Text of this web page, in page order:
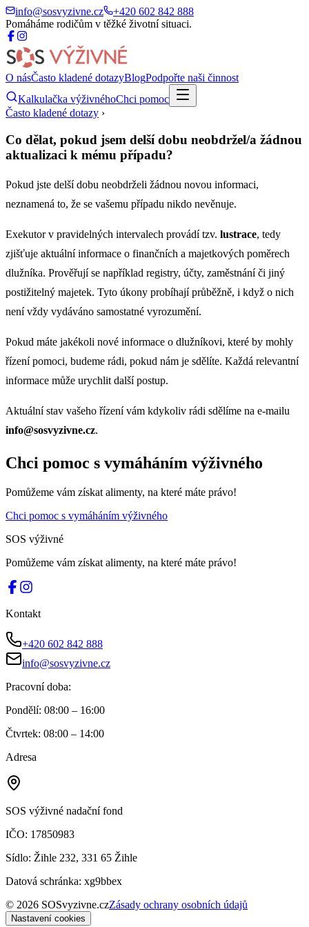
info@sosvyzivne.cz
+420 602 842 888
Pomáháme rodičům v těžké životní situaci.
O násČasto kladené dotazyBlogPodpořte naši činnost
Kalkulačka výživnéhoChci pomoc
Často kladené dotazy ›
Co dělat, pokud jsem delší dobu neobdržel/a žádnou
aktualizaci k mému případu?
Pokud jste delší dobu neobdrželi žádnou novou informaci,
neznamená to, že se vašemu případu nikdo nevěnuje.
Exekutor v pravidelných intervalech provádí tzv. lustrace, tedy
zjišťuje aktuální informace o finančních a majetkových poměrech
dlužníka. Prověřují se například registry, účty, zaměstnání či jiný
postižitelný majetek. Tyto úkony probíhají průběžně, i když o nich
není vždy vydáváno samostatné vyrozumění.
Pokud máte jakékoli nové informace o dlužníkovi, které by mohly
řízení pomoci, budeme rádi, pokud nám je sdělíte. Každá relevantní
informace může urychlit další postup.
Aktuální stav vašeho řízení vám kdykoliv rádi sdělíme na e-mailu
info@sosvyzivne.cz.
Chci pomoc s vymáháním výživného
Pomůžeme vám získat alimenty, na které máte právo!
Chci pomoc s vymáháním výživného
SOS výživné
Pomůžeme vám získat alimenty, na které máte právo!
Kontakt
+420 602 842 888
info@sosvyzivne.cz
Pracovní doba:
Pondělí: 08:00 – 16:00
Čtvrtek: 08:00 – 14:00
Adresa
SOS výživné nadační fond
IČO: 17850983
Sídlo: Žihle 232, 331 65 Žihle
Datová schránka: xg9bbex
© 2026 SOSvyzivne.czZásady ochrany osobních údajů
Nastavení cookies